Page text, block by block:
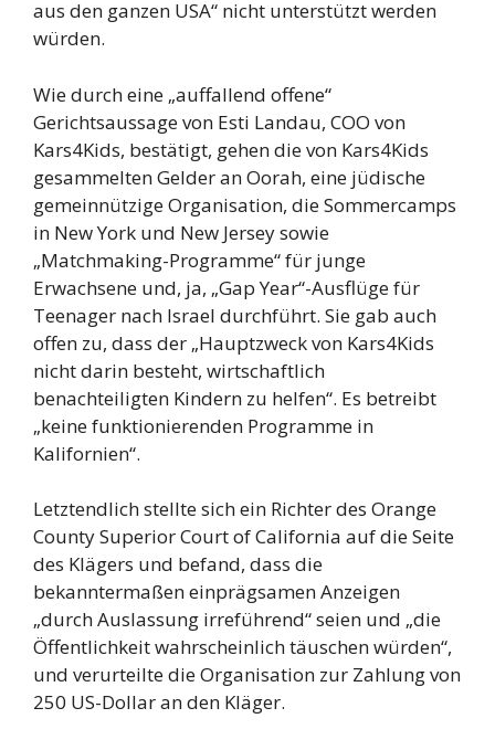
aus den ganzen USA“ nicht unterstützt werden
würden.
Wie durch eine „auffallend offene“
Gerichtsaussage von Esti Landau, COO von
Kars4Kids, bestätigt, gehen die von Kars4Kids
gesammelten Gelder an Oorah, eine jüdische
gemeinnützige Organisation, die Sommercamps
in New York und New Jersey sowie
„Matchmaking-Programme“ für junge
Erwachsene und, ja, „Gap Year“-Ausflüge für
Teenager nach Israel durchführt. Sie gab auch
offen zu, dass der „Hauptzweck von Kars4Kids
nicht darin besteht, wirtschaftlich
benachteiligten Kindern zu helfen“. Es betreibt
„keine funktionierenden Programme in
Kalifornien“.
Letztendlich stellte sich ein Richter des Orange
County Superior Court of California auf die Seite
des Klägers und befand, dass die
bekanntermaßen einprägsamen Anzeigen
„durch Auslassung irreführend“ seien und „die
Öffentlichkeit wahrscheinlich täuschen würden“,
und verurteilte die Organisation zur Zahlung von
250 US-Dollar an den Kläger.